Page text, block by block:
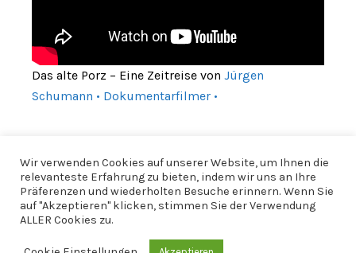
Das alte Porz – Eine Zeitreise von Jürgen
Schumann • Dokumentarfilmer •
Wir verwenden Cookies auf unserer Website, um Ihnen die
relevanteste Erfahrung zu bieten, indem wir uns an Ihre
Präferenzen und wiederholten Besuche erinnern. Wenn Sie
auf "Akzeptieren" klicken, stimmen Sie der Verwendung
ALLER Cookies zu.